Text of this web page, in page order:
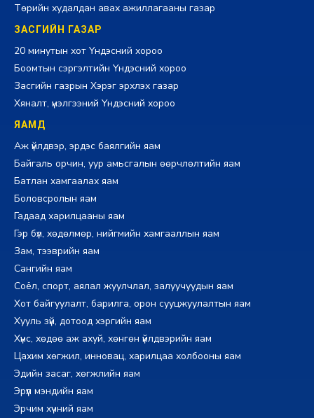
Төрийн худалдан авах ажиллагааны газар
ЗАСГИЙН ГАЗАР
20 минутын хот Үндэсний хороо
Боомтын сэргэлтийн Үндэсний хороо
Засгийн газрын Хэрэг эрхлэх газар
Хяналт, үнэлгээний Үндэсний хороо
ЯАМД
Аж үйлдвэр, эрдэс баялгийн яам
Байгаль орчин, уур амьсгалын өөрчлөлтийн яам
Батлан хамгаалах яам
Боловсролын яам
Гадаад харилцааны яам
Гэр бүл, хөдөлмөр, нийгмийн хамгааллын яам
Зам, тээврийн яам
Сангийн яам
Соёл, спорт, аялал жуулчлал, залуучуудын яам
Хот байгуулалт, барилга, орон сууцжуулалтын яам
Хууль зүй, дотоод хэргийн яам
Хүнс, хөдөө аж ахуй, хөнгөн үйлдвэрийн яам
Цахим хөгжил, инновац, харилцаа холбооны яам
Эдийн засаг, хөгжлийн яам
Эрүүл мэндийн яам
Эрчим хүчний яам